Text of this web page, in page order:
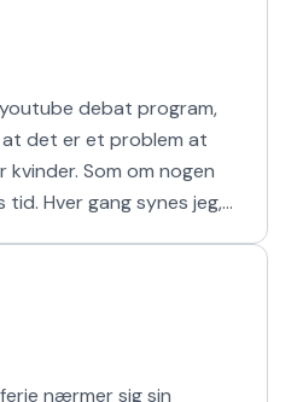
debat program,
det er et problem at
Som om nogen
jeg,
nærmer sig sin